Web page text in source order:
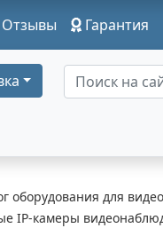
Отзывы Гарантия
оборудования для
IP-камеры